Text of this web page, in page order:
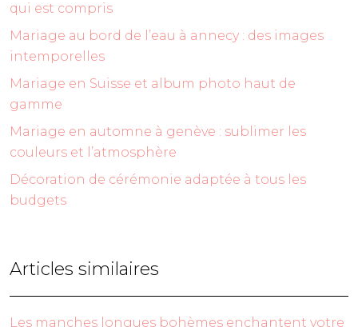
qui est compris
Mariage au bord de l’eau à annecy : des images
intemporelles
Mariage en Suisse et album photo haut de
gamme
Mariage en automne à genève : sublimer les
couleurs et l’atmosphère
Décoration de cérémonie adaptée à tous les
budgets
Articles similaires
Les manches longues bohèmes enchantent votre